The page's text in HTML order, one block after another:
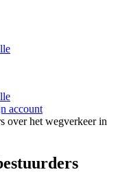
account
over het wegverkeer in